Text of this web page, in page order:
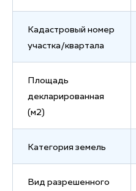
Кадастровый номер
участка/квартала
Площадь
декларированная
(м2)
Категория земель
Вид разрешенного